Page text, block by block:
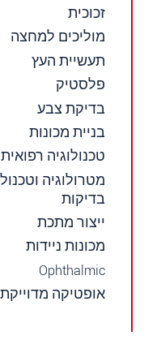
זכוכית
מוליכים למחצה
תעשיית העץ
פלסטיק
בדיקת צבע
בניית מכונות
טכנולוגיה רפואית
מטרולוגיה
בדיקות
ייצור מתכת
מכונות ניידות
Ophthalmic
אופטיקה מדוייקת